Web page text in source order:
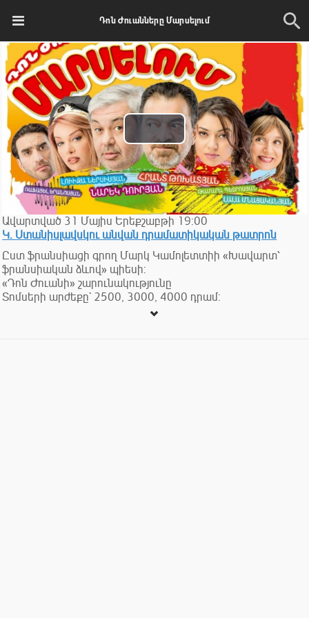
Դոն Ժուանները Մարսելում
Play
Video
Ավարտված 31 Մայիս Երեքշաբթի 19:00
Կ. Ստանիսլավսկու անվան դրամատիկական թատրոն
Ըստ ֆրանսիացի գրող Մարկ Կամոլետտիի «Խավարտ՝
ֆրանսիական ձևով» պիեսի:
«Դոն Ժուանի» շարունակությունը
Տոմսերի արժեքը` 2500, 3000, 4000 դրամ: